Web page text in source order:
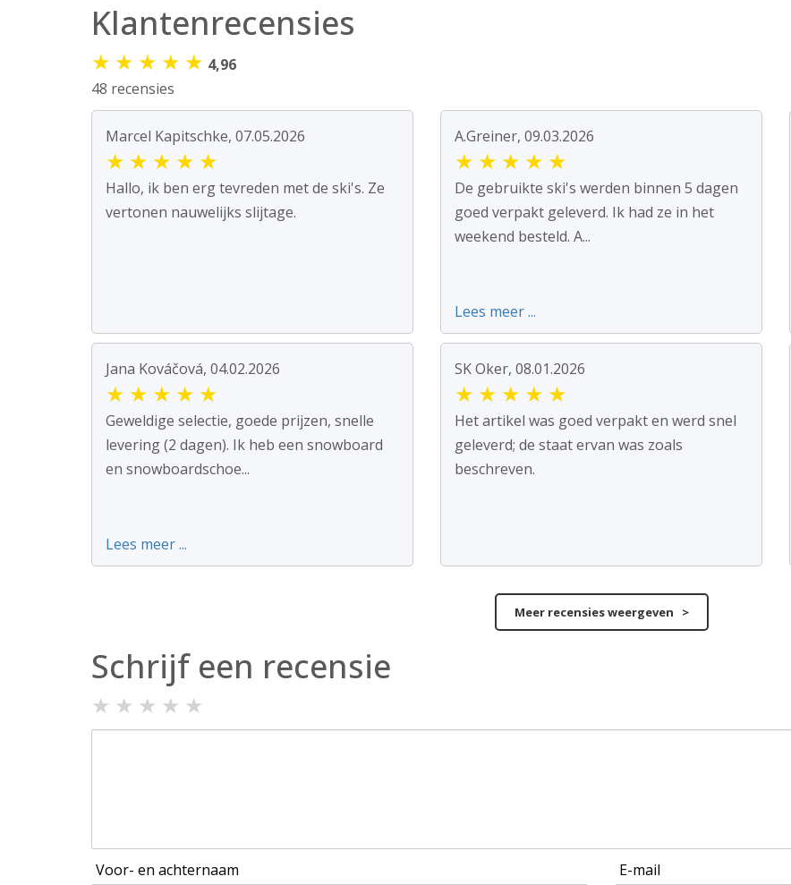
Klantenrecensies
★ ★ ★ ★ ★ 4,96
48 recensies
Marcel Kapitschke, 07.05.2026
★ ★ ★ ★ ★
Hallo, ik ben erg tevreden met de ski's. Ze
vertonen nauwelijks slijtage.
A.Greiner, 09.03.2026
★ ★ ★ ★ ★
De gebruikte ski's werden binnen 5 dagen
goed verpakt geleverd. Ik had ze in het
weekend besteld. A...
Lees meer ...
Jana Kováčová, 04.02.2026
★ ★ ★ ★ ★
Geweldige selectie, goede prijzen, snelle
levering (2 dagen). Ik heb een snowboard
en snowboardschoe...
Lees meer ...
SK Oker, 08.01.2026
★ ★ ★ ★ ★
Het artikel was goed verpakt en werd snel
geleverd; de staat ervan was zoals
beschreven.
Meer recensies weergeven >
Schrijf een recensie
★ ★ ★ ★ ★
Voor- en achternaam E-mail